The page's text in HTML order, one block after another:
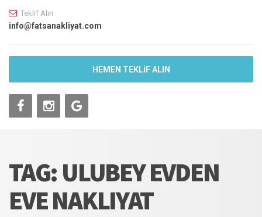
Teklif Alın
info@fatsanakliyat.com
HEMEN TEKLİF ALIN
TAG: ULUBEY EVDEN
EVE NAKLIYAT